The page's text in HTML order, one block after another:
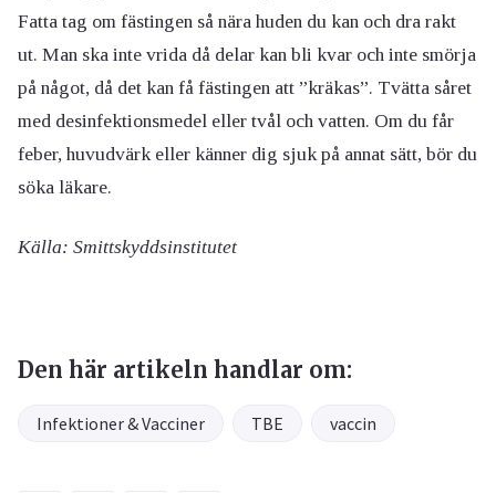
Fatta tag om fästingen så nära huden du kan och dra rakt
ut. Man ska inte vrida då delar kan bli kvar och inte smörja
på något, då det kan få fästingen att ”kräkas”. Tvätta såret
med desinfektionsmedel eller tvål och vatten. Om du får
feber, huvudvärk eller känner dig sjuk på annat sätt, bör du
söka läkare.
Källa: Smittskyddsinstitutet
Den här artikeln handlar om:
Infektioner & Vacciner TBE vaccin